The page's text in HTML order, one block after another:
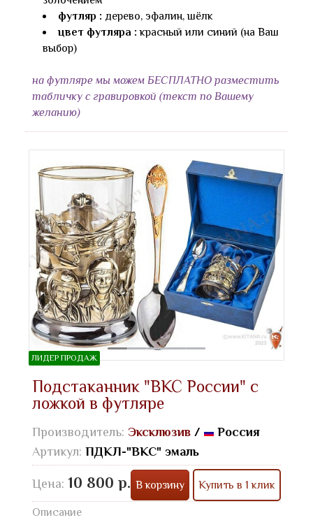
футляр : дерево, эфалин, шёлк
цвет футляра : красный или синий (на Ваш
выбор)
на футляре мы можем БЕСПЛАТНО разместить
табличку с гравировкой (текст по Вашему
желанию)
ЛИДЕР ПРОДАЖ
Подстаканник "ВКС России" с
ложкой в футляре
Производитель: Эксклюзив /
Россия
Артикул: ПДКЛ-"ВКС" эмаль
Цена: 10 800 р. В корзину Купить в 1 клик
Описание